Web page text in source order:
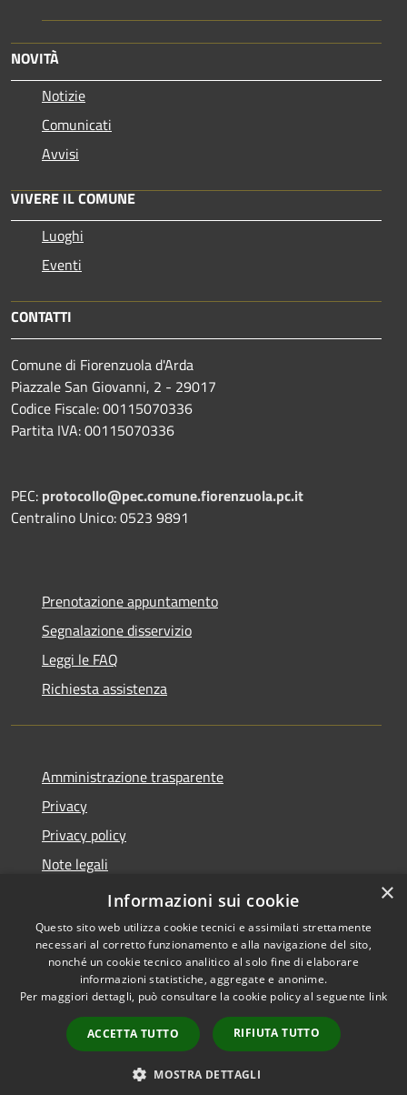
NOVITÀ
Notizie
Comunicati
Avvisi
VIVERE IL COMUNE
Luoghi
Eventi
CONTATTI
Comune di Fiorenzuola d'Arda
Piazzale San Giovanni, 2 - 29017
Codice Fiscale: 00115070336
Partita IVA: 00115070336
PEC: protocollo@pec.comune.fiorenzuola.pc.it
Centralino Unico: 0523 9891
Prenotazione appuntamento
Segnalazione disservizio
Leggi le FAQ
Richiesta assistenza
Amministrazione trasparente
Privacy
Privacy policy
Note legali
Dichiarazione di accessibilità
Accessibilità
Copyright © 2026 • Comune di
Fiorenzuola d'Arda • Powered
byMunicipium
Accesso
redazione
×
Informazioni sui cookie
Questo sito web utilizza cookie tecnici e assimilati strettamente
necessari al corretto funzionamento e alla navigazione del sito,
nonché un cookie tecnico analitico al solo fine di elaborare
informazioni statistiche, aggregate e anonime.
Per maggiori dettagli, può consultare la cookie policy al seguente link
ACCETTA TUTTO RIFIUTA TUTTO
MOSTRA DETTAGLI